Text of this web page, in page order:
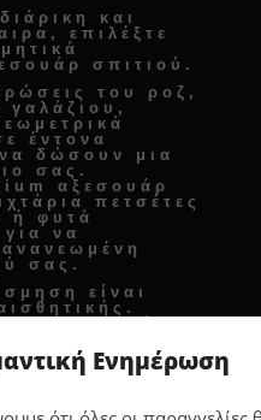
και
επιλέξτε
σπιτιού .
του ροζ,
γαλάζιου,
έντονα
δώσουν μια
σας.
αξεσουάρ
πετσέτες
ή φυτά
να
ανανεωμένη
σας.
είναι
διαφορετικά
να βρείτε
και σας
σας
Ενημέρωση